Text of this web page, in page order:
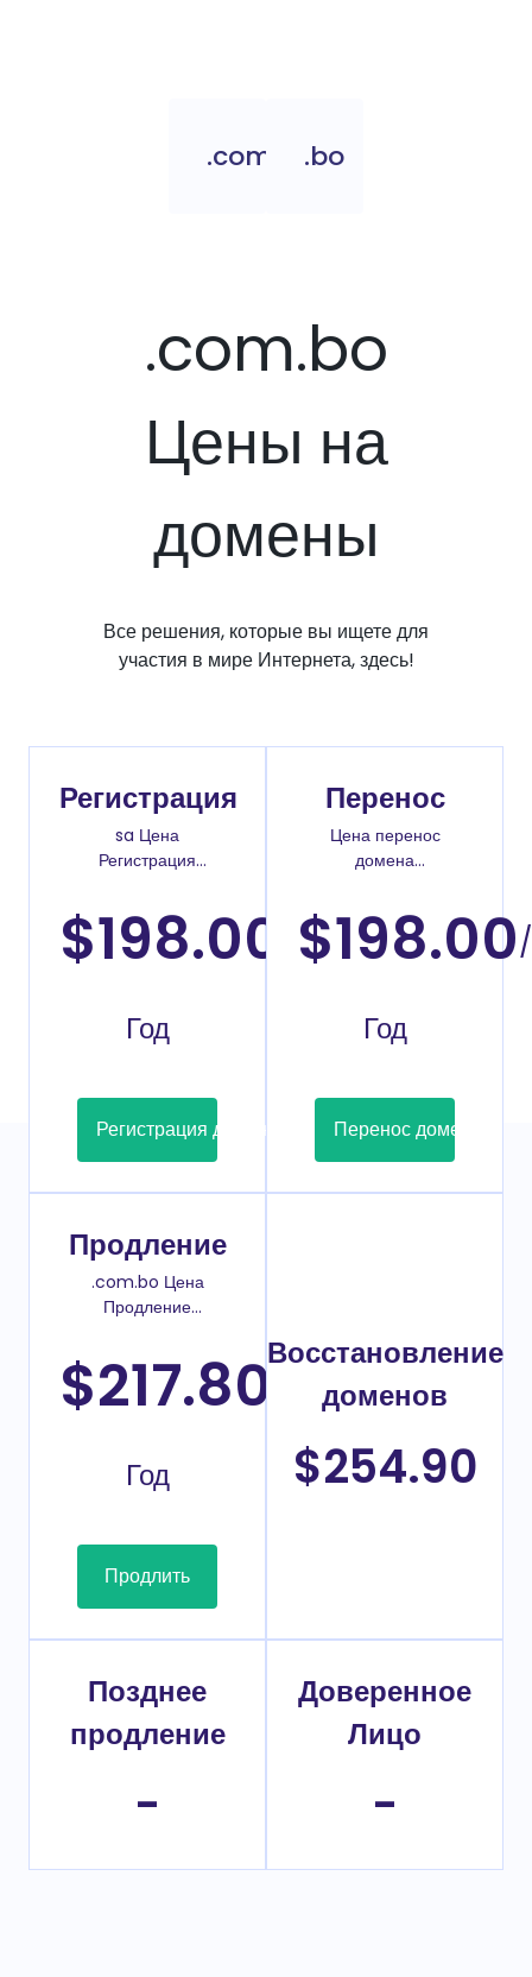
.com.bo.bo
.com.bo
Цены на
домены
Все решения, которые вы ищете для
участия в мире Интернета, здесь!
Регистрация
sa Цена
Регистрация
$198.00
Год
Регистрация домена
Перенос
Цена перенос
домена
$198.00/
Год
Перенос домена
Продление
.com.bo Цена
Продление
$217.80
Год
Продлить
Восстановление
доменов
$254.90
Позднее
продление
-
Доверенное
Лицо
-